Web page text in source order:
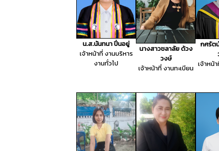
น.ส.นันทนา ปิ่นอยู่
เจ้าหน้าที่ งานบริหาร
งานทั่วไป
นางสาวชลาลัย ด้วง
วงษ์
เจ้าหน้าที่ งานทะเบียน
กศรัต
เจ้าหน้